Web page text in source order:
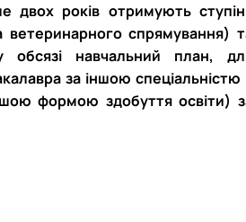
двох років отримують
ветеринарного спрямування)
обсязі навчальний план,
за іншою спеціальністю
формою здобуття освіти)